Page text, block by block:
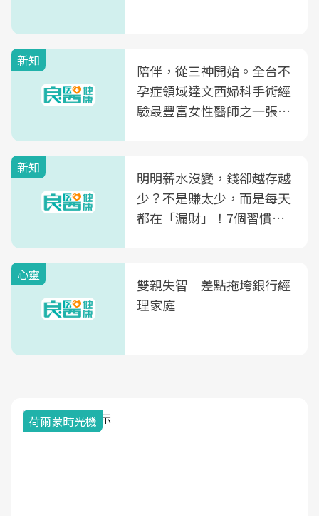
新知
陪伴，從三神開始。全台不
孕症領域達文西婦科手術經
驗最豐富女性醫師之一張永
光田醫院建構360度女性健
康照護生態圈
新知
明明薪水沒變，錢卻越存越
少？不是賺太少，而是每天
都在「漏財」！7個習慣一
心靈
雙親失智 差點拖垮銀行經
理家庭
荷爾蒙時光機